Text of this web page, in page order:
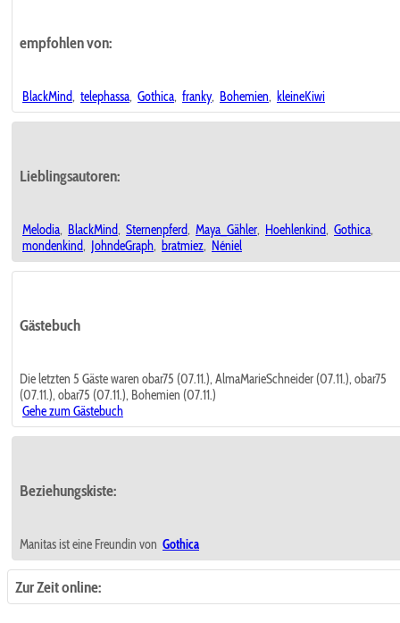
empfohlen von:
BlackMind, telephassa, Gothica, franky, Bohemien, kleineKiwi
Lieblingsautoren:
Melodia, BlackMind, Sternenpferd, Maya_Gähler, Hoehlenkind, Gothica,
mondenkind, JohndeGraph, bratmiez, Néniel
Gästebuch
Die letzten 5 Gäste waren obar75 (07.11.), AlmaMarieSchneider (07.11.), obar75
(07.11.), obar75 (07.11.), Bohemien (07.11.)
Gehe zum Gästebuch
Beziehungskiste:
Manitas ist eine Freundin von Gothica
Zur Zeit online: